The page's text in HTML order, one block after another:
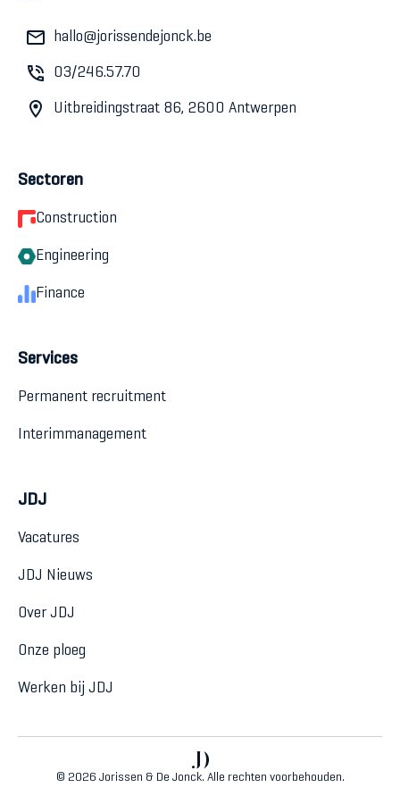
hallo@jorissendejonck.be
03/246.57.70
Uitbreidingstraat 86, 2600 Antwerpen
Sectoren
Construction
Engineering
Finance
Services
Permanent recruitment
Interimmanagement
JDJ
Vacatures
JDJ Nieuws
Over JDJ
Onze ploeg
Werken bij JDJ
© 2026 Jorissen & De Jonck. Alle rechten voorbehouden.